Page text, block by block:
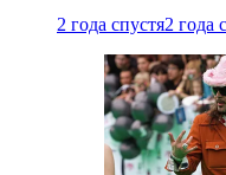
2 года спустя2 года